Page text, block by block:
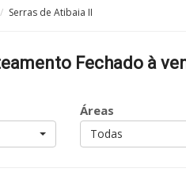
Serras de Atibaia II
Fechado à
Áreas
Todas